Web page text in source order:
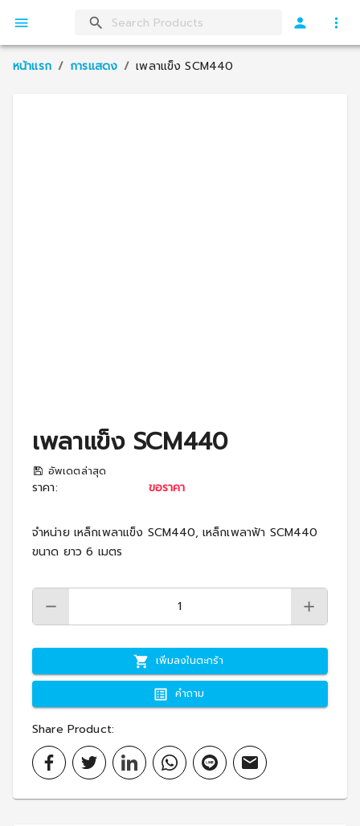
หน้าแรก / การแสดง / เพลาแข็ง SCM440
เพลาแข็ง SCM440
อัพเดตล่าสุด
ราคา: ขอราคา
จำหน่าย เหล็กเพลาแข็ง SCM440, เหล็กเพลาฟ้า SCM440
ขนาด ยาว 6 เมตร
เพิ่มลงในตะกร้า
คำถาม
Share Product: